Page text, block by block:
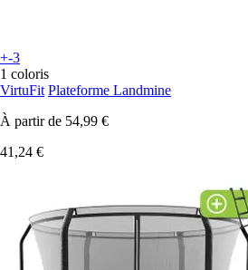
+-3
1 coloris
VirtuFit Plateforme Landmine
À partir de 54,99 €
41,24 €